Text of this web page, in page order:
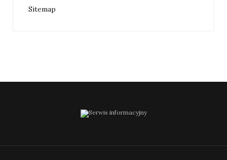
Sitemap